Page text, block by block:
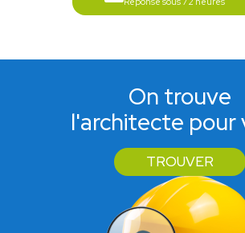
On trouve
l'architecte pour
TROUVER